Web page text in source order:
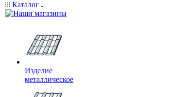
Каталог
Изделие
металлическое